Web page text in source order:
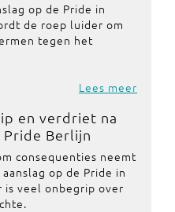
op de Pride in
de roep luider om
tegen het
Lees meer
en verdriet na
Pride Berlijn
consequenties neemt
op de Pride in
is veel onbegrip over